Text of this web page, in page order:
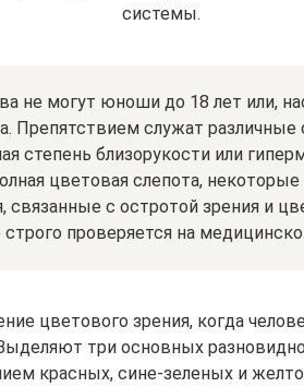
системы.
не могут юноши до 18 лет или,
Препятствием служат различные
степень близорукости или
цветовая слепота,
связанные с остротой зрения и
строго проверяется на
цветового зрения, когда
три основных
красных, сине-зеленых и